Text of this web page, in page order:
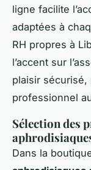
ligne facilite
adaptées à
RH propres à
l’accent sur
plaisir
professionnel
Sélection des
Dans la